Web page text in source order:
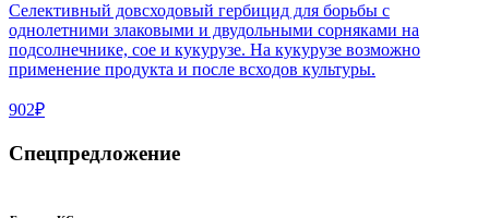
Селективный довсходовый гербицид для борьбы с
однолетними злаковыми и двудольными сорняками на
подсолнечнике, сое и кукурузе. На кукурузе возможно
применение продукта и после всходов культуры.
902₽
Спецпредложение